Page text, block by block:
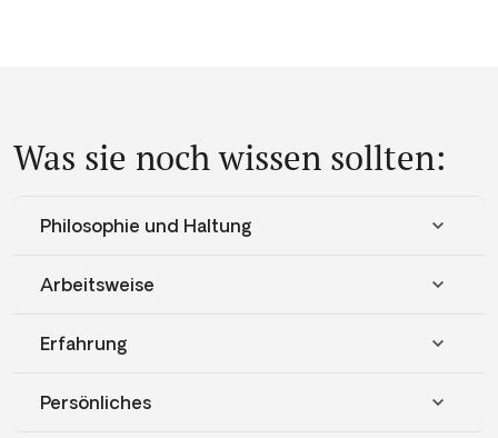
Was sie noch wissen sollten:
Philosophie und Haltung
Arbeitsweise
Erfahrung
Persönliches